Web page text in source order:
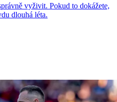
vyživit. Pokud to dokážete,
dlouhá léta.